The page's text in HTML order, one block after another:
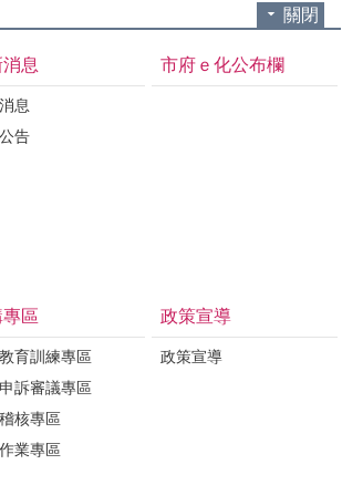
關閉
息
息
告
市府ｅ化公布欄
區
育訓練專區
訴審議專區
核專區
業專區
政策宣導
政策宣導